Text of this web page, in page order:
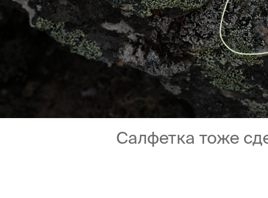
Салфетка тоже